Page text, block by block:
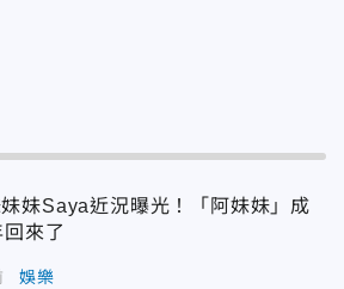
妹Saya近況曝光！「阿妹妹」成
來了
娛樂